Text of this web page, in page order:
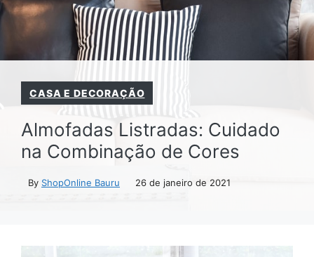
CASA E DECORAÇÃO
Almofadas Listradas: Cuidado
na Combinação de Cores
By ShopOnline Bauru 26 de janeiro de 2021